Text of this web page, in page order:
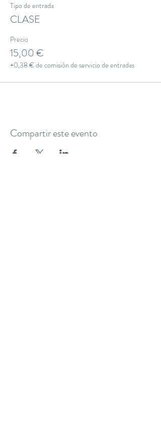
Tipo de entrada
CLASE
Precio
15,00 €
+0,38 € de comisión de servicio de entradas
Compartir este evento